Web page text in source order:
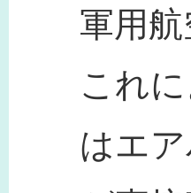
軍用
これ
はエ